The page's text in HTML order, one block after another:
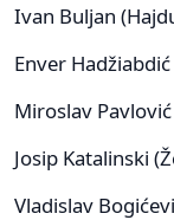
Ivan Buljan
Enver
Miroslav
Josip Katalinski
Vladislav